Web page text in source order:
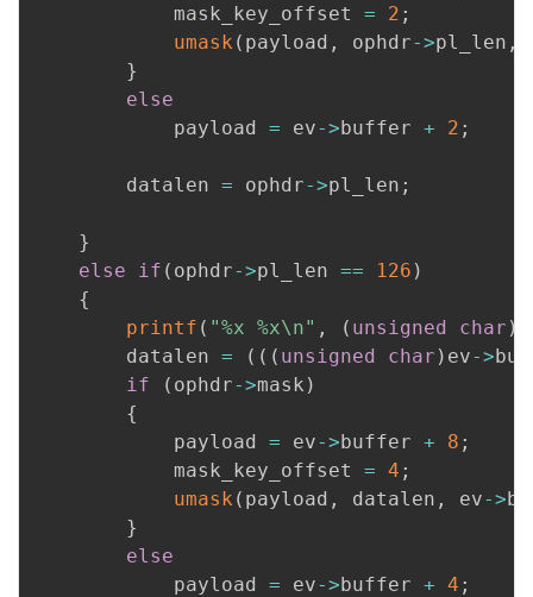
			mask_key_offset
= 2 ;
umask ( payload , ophdr->pl_len ,
}
else
			payload
= ev->buffer + 2 ;
		datalen
= ophdr->pl_len ;
}
else
if ( ophdr->pl_len == 126 )
{
printf ( "%x %x\n" , ( unsigned char )
		datalen
= ( ( ( unsigned char ) ev->
if
( ophdr->mask )
{
			payload
= ev->buffer + 8 ;
			mask_key_offset
= 4 ;
umask ( payload , datalen , ev->
}
else
			payload
= ev->buffer + 4 ;